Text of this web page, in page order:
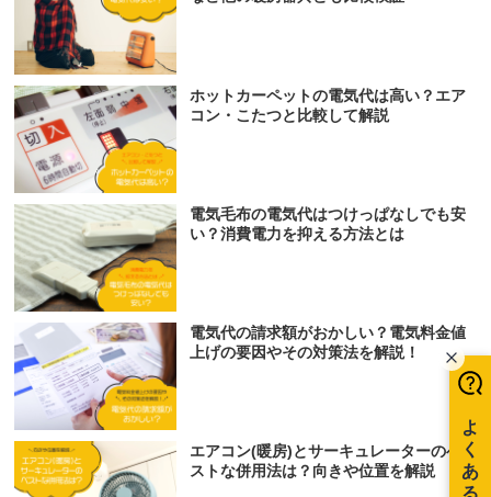
ホットカーペットの電気代は高い？エア
コン・こたつと比較して解説
電気毛布の電気代はつけっぱなしでも安
い？消費電力を抑える方法とは
電気代の請求額がおかしい？電気料金値
上げの要因やその対策法を解説！
エアコン(暖房)とサーキュレーターのベ
ストな併用法は？向きや位置を解説